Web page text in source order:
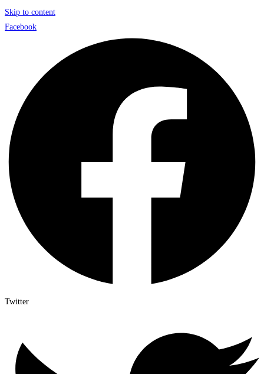
Skip to content
Facebook
Twitter